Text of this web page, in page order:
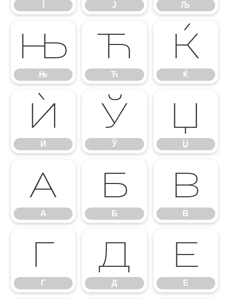
Ј Љ
Њ
Њ
Ћ
Ћ
Ќ
Ќ
Ѝ
Ѝ
Ў
Ў
Џ
Џ
А
А
Б
Б
В
В
Г
Г
Д
Д
Е
Е